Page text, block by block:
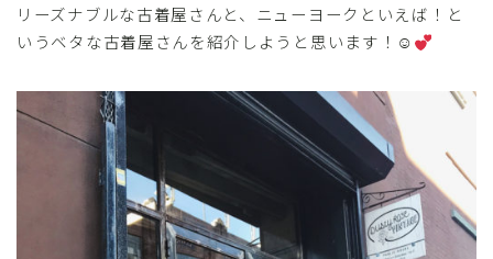
リーズナブルな古着屋さんと、ニューヨークといえば！と
いうベタな古着屋さんを紹介しようと思います！☺